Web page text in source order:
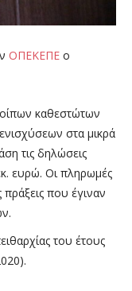
ΟΠΕΚΕΠΕ ο
καθεστώτων
στα μικρά
τις δηλώσεις
ευρώ. Οι πληρωμές
που έγιναν
του έτους